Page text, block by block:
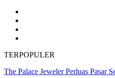
TERPOPULER
The Palace Jeweler Perluas Pasar